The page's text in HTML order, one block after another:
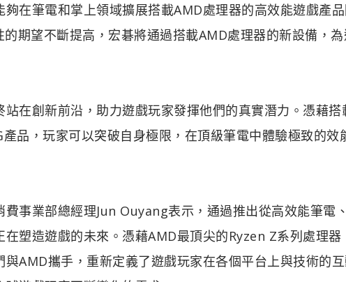
在筆電和掌上領域擴展搭載AMD處理器的高效能遊戲產
期望不斷提高，宏碁將通過搭載AMD處理器的新設備，
在創新前沿，助力遊戲玩家發揮他們的真實潛力。憑藉搭
品，玩家可以突破自身極限，在頂級筆電中體驗極致的效
事業部總經理Jun Ouyang表示，通過推出從高效能筆電
塑造遊戲的未來。憑藉AMD最頂尖的Ryzen Z系列處理器
AMD攜手，重新定義了遊戲玩家在各個平台上與技術的